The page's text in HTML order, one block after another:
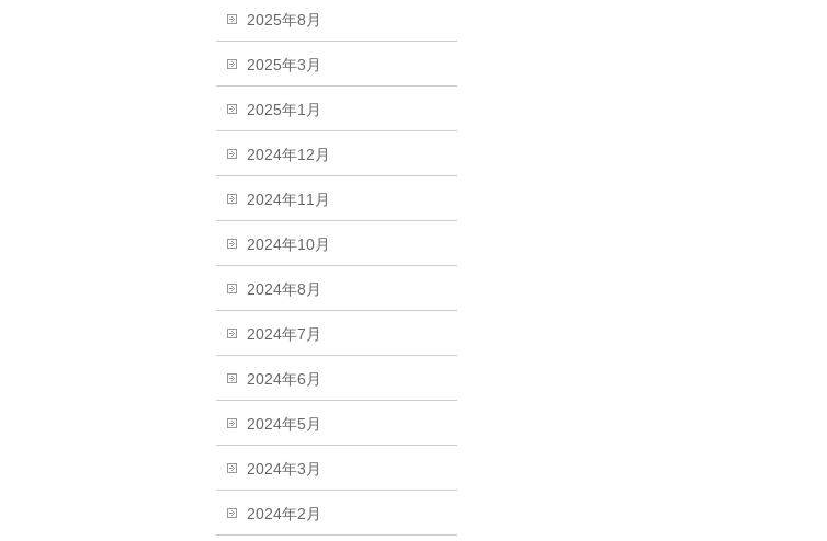
2025年8月
2025年3月
2025年1月
2024年12月
2024年11月
2024年10月
2024年8月
2024年7月
2024年6月
2024年5月
2024年3月
2024年2月